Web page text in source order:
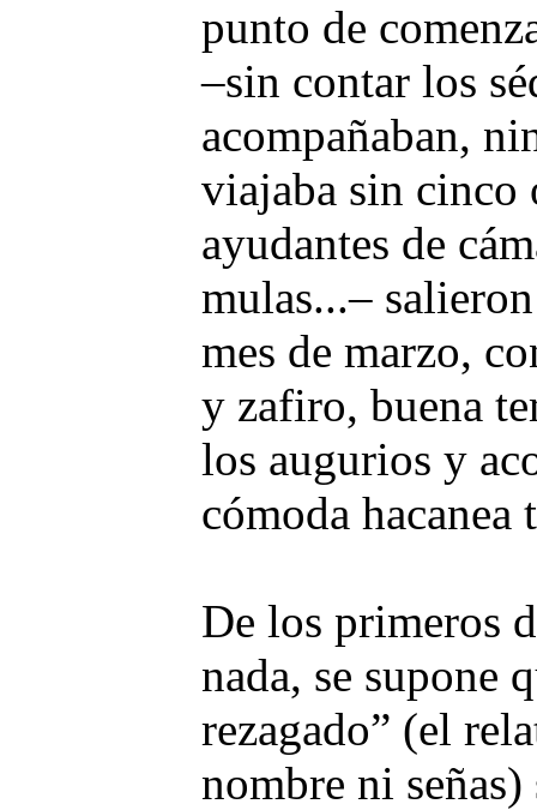
punto de
–sin contar los
acompañaban,
viajaba sin cinco
ayudantes de
mulas...–
mes de marzo,
y zafiro, buena
los augurios y
cómoda hacanea
De los primeros
nada, se supone
rezagado” (el
nombre ni